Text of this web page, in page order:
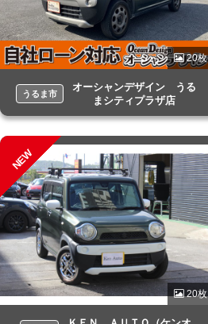
20枚
うるま市
オーシャンデザイン うる
まシティプラザ店
NEW
20枚